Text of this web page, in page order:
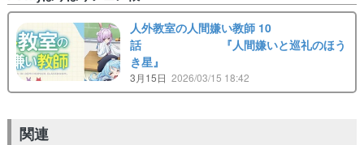
人外教室の人間嫌い教師 10
話 『人間嫌いと巡礼のほう
き星』
3月15日 2026/03/15 18:42
関連